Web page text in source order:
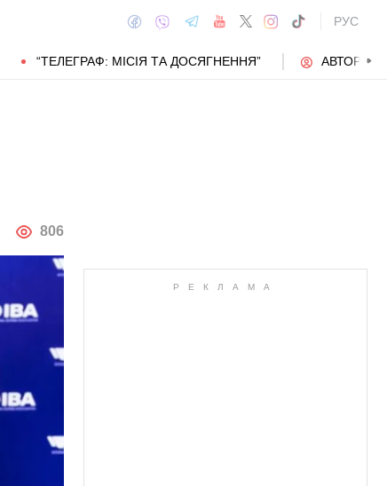
РУС
“ТЕЛЕГРАФ: МІСІЯ ТА ДОСЯГНЕННЯ” АВТОРИ
АВТОР
806